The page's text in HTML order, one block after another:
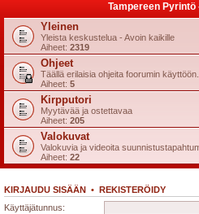
Tampereen Pyrintö
Yleinen
Yleista keskustelua - Avoin kaikille
Aiheet: 2319
Ohjeet
Täällä erilaisia ohjeita foorumin käyttöön.
Aiheet: 5
Kirpputori
Myytävää ja ostettavaa
Aiheet: 205
Valokuvat
Valokuvia ja videoita
Aiheet: 22
KIRJAUDU SISÄÄN • REKISTERÖIDY
Käyttäjätunnus: